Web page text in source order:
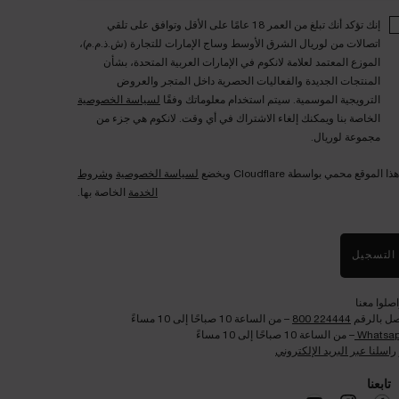
إنك تؤكد أنك تبلغ من العمر 18 عامًا على الأقل وتوافق على تلقي
اتصالات من لوريال الشرق الأوسط وساج الإمارات للتجارة (ش.ذ.م.م)،
الموزع المعتمد لعلامة لانكوم في الإمارات العربية المتحدة، بشأن
المنتجات الجديدة والفعاليات الحصرية داخل المتجر والعروض
الترويجية الموسمية. سيتم استخدام معلوماتك وفقًا
لسياسة الخصوصية
الخاصة بنا ويمكنك إلغاء الاشتراك في أي وقت. لانكوم هي جزء من
مجموعة لوريال.
هذا الموقع محمي بواسطة Cloudflare ويخضع لسياسة الخصوصية وشروط
الخدمة الخاصة بها.
التسجيل
معنا
بالرقم 224444 800
– من الساعة 10 صباحًا إلى 10 مساءً
– من الساعة 10 صباحًا إلى 10 مساءً
راسلنا عبر البريد الإلكتروني
تابعنا​